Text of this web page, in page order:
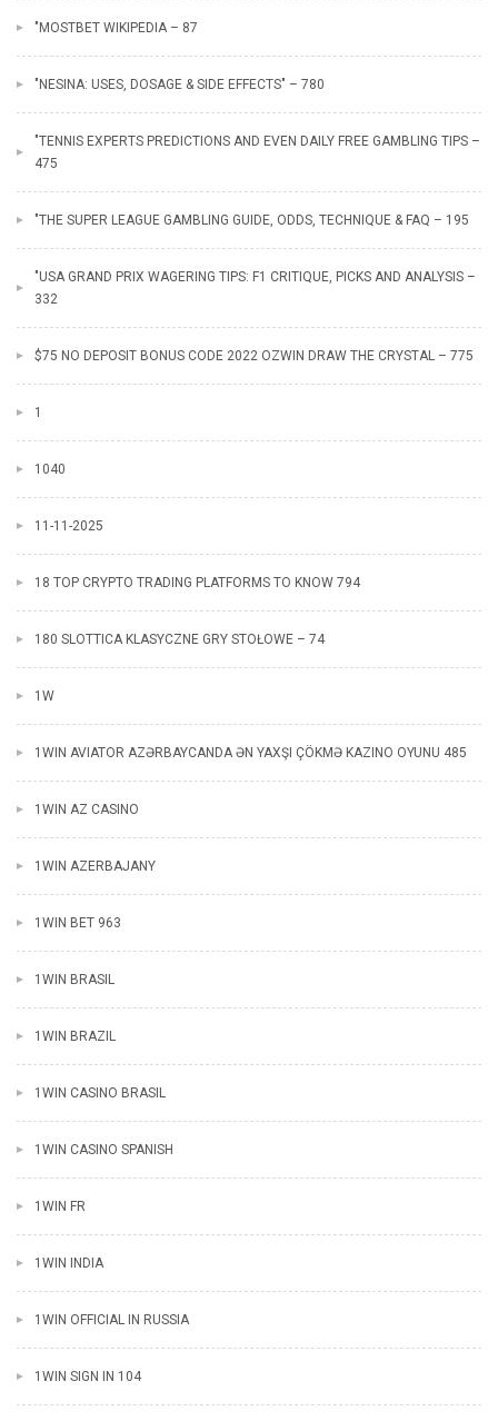
"MOSTBET WIKIPEDIA – 87
"NESINA: USES, DOSAGE & SIDE EFFECTS" – 780
"TENNIS EXPERTS PREDICTIONS AND EVEN DAILY FREE GAMBLING TIPS –
475
"THE SUPER LEAGUE GAMBLING GUIDE, ODDS, TECHNIQUE & FAQ – 195
"USA GRAND PRIX WAGERING TIPS: F1 CRITIQUE, PICKS AND ANALYSIS –
332
$75 NO DEPOSIT BONUS CODE 2022 OZWIN DRAW THE CRYSTAL – 775
1
1040
11-11-2025
18 TOP CRYPTO TRADING PLATFORMS TO KNOW 794
180 SLOTTICA KLASYCZNE GRY STOŁOWE – 74
1W
1WIN AVIATOR AZƏRBAYCANDA ƏN YAXŞI ÇÖKMƏ KAZINO OYUNU 485
1WIN AZ CASINO
1WIN AZERBAJANY
1WIN BET 963
1WIN BRASIL
1WIN BRAZIL
1WIN CASINO BRASIL
1WIN CASINO SPANISH
1WIN FR
1WIN INDIA
1WIN OFFICIAL IN RUSSIA
1WIN SIGN IN 104